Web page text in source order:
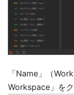
「Name」（
Workspace」をク